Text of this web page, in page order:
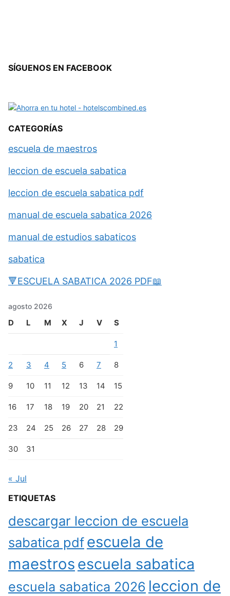
SÍGUENOS EN FACEBOOK
CATEGORÍAS
escuela de maestros
leccion de escuela sabatica
leccion de escuela sabatica pdf
manual de escuela sabatica 2026
manual de estudios sabaticos
sabatica
🔻ESCUELA SABATICA 2026 PDF📖
agosto 2026
D L M X J V S
1
2 3 4 5 6 7 8
9 10 11 12 13 14 15
16 17 18 19 20 21 22
23 24 25 26 27 28 29
30 31
« Jul
ETIQUETAS
descargar leccion de escuela
sabatica pdfescuela de
maestros escuela sabatica
escuela sabatica 2026 leccion de